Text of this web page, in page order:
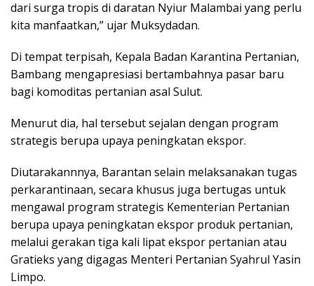
dari surga tropis di daratan Nyiur Malambai yang perlu
kita manfaatkan,” ujar Muksydadan.
Di tempat terpisah, Kepala Badan Karantina Pertanian,
Bambang mengapresiasi bertambahnya pasar baru
bagi komoditas pertanian asal Sulut.
Menurut dia, hal tersebut sejalan dengan program
strategis berupa upaya peningkatan ekspor.
Diutarakannnya, Barantan selain melaksanakan tugas
perkarantinaan, secara khusus juga bertugas untuk
mengawal program strategis Kementerian Pertanian
berupa upaya peningkatan ekspor produk pertanian,
melalui gerakan tiga kali lipat ekspor pertanian atau
Gratieks yang digagas Menteri Pertanian Syahrul Yasin
Limpo.